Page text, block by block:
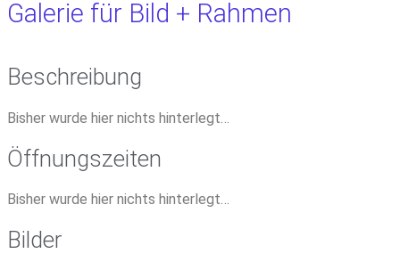
Galerie für Bild + Rahmen
Beschreibung
Bisher wurde hier nichts hinterlegt…
Öffnungszeiten
Bisher wurde hier nichts hinterlegt…
Bilder